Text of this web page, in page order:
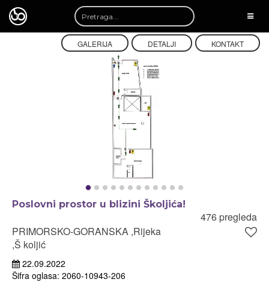
GALERIJA DETALJI KONTAKT
Poslovni prostor u blizini Školjića!
476 pregleda
PRIMORSKO-GORANSKA ,Rijeka
,Š koljić
22.09.2022
Šifra oglasa: 2060-10943-206